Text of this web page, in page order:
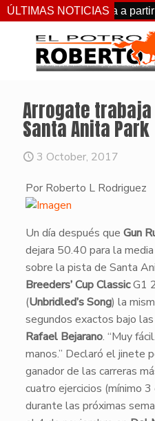
ÚLTIMAS NOTICIAS
de fecha a partir de
Arrogate
Santa Anita Park
3 October, 2017
Por Roberto L Rodriguez
​Un día después que Gun
dejara 50.40 para la
sobre la pista de Santa
Breeders’ Cup ClassicG1
(Unbridled’s Song) la
segundos exactos bajo
Rafael Bejarano. “Muy
manos.” Declaró el jinete
ganador de las carreras
cuatro ejercicios (mínimo 3
durante las próximas